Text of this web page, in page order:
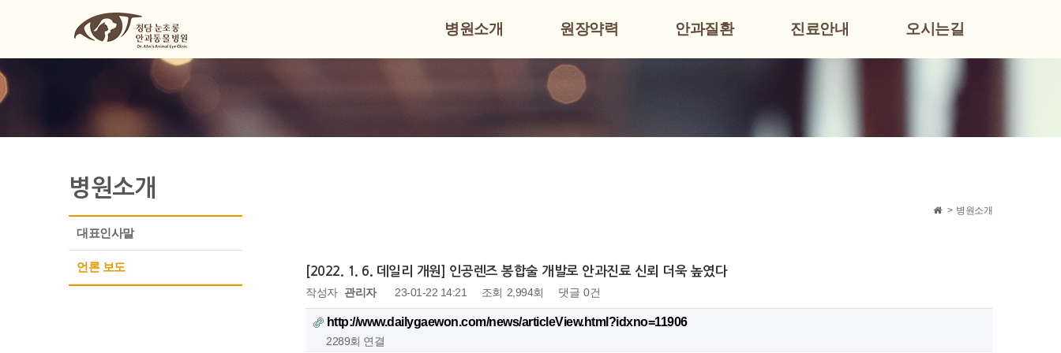
병원소개 원장약력 안과질환 진료안내 오시는길
병원소개
대표인사말
언론 보도
> 병원소개
[2022. 1. 6. 데일리 개원] 인공렌즈 봉합술 개발로 안과진료 신뢰 더욱 높였다
작성자 관리자 23-01-22 14:21 조회 2,994회 댓글 0건
http://www.dailygaewon.com/news/articleView.html?idxno=11906
2289회 연결